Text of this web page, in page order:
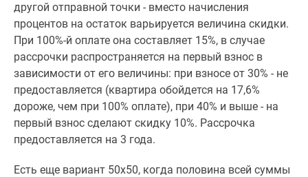
другой отправной точки - вместо начисления
процентов на остаток варьируется величина скидки.
При 100%-й оплате она составляет 15%, в случае
рассрочки распространяется на первый взнос в
зависимости от его величины: при взносе от 30% - не
предоставляется (квартира обойдется на 17,6%
дороже, чем при 100% оплате), при 40% и выше - на
первый взнос сделают скидку 10%. Рассрочка
предоставляется на 3 года.
Есть еще вариант 50х50, когда половина всей суммы